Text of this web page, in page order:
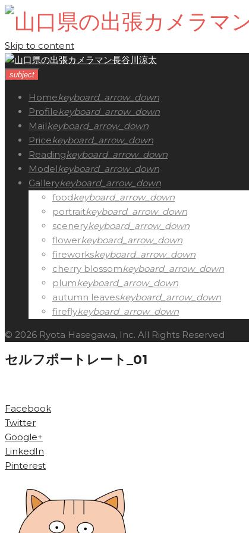
Skip to content
subject
Homekeyboard_arrow_down
Profilekeyboard_arrow_down
Mailkeyboard_arrow_down
Pricekeyboard_arrow_down
Readingkeyboard_arrow_down
Modelkeyboard_arrow_down
Gallerykeyboard_arrow_down
foodkeyboard_arrow_down
portraitkeyboard_arrow_down
scenerykeyboard_arrow_down
flowerkeyboard_arrow_down
fireworkskeyboard_arrow_down
cherry blossomkeyboard_arrow_down
plumkeyboard_arrow_down
autumn leaveskeyboard_arrow_down
fireflykeyboard_arrow_down
© 2026 Ryota Hasegawa, Inc. All Rights Reserved
セルフポートレート_01
Facebook
Twitter
Google+
LinkedIn
Pinterest